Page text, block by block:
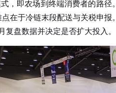
即农场到终端消费者的路径
在于冷链末段配送与关税申
复盘数据并决定是否扩大投入